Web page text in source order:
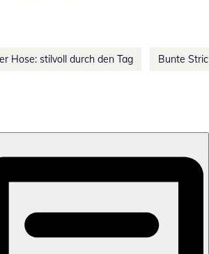
Hose: stilvoll durch den Tag Bunte